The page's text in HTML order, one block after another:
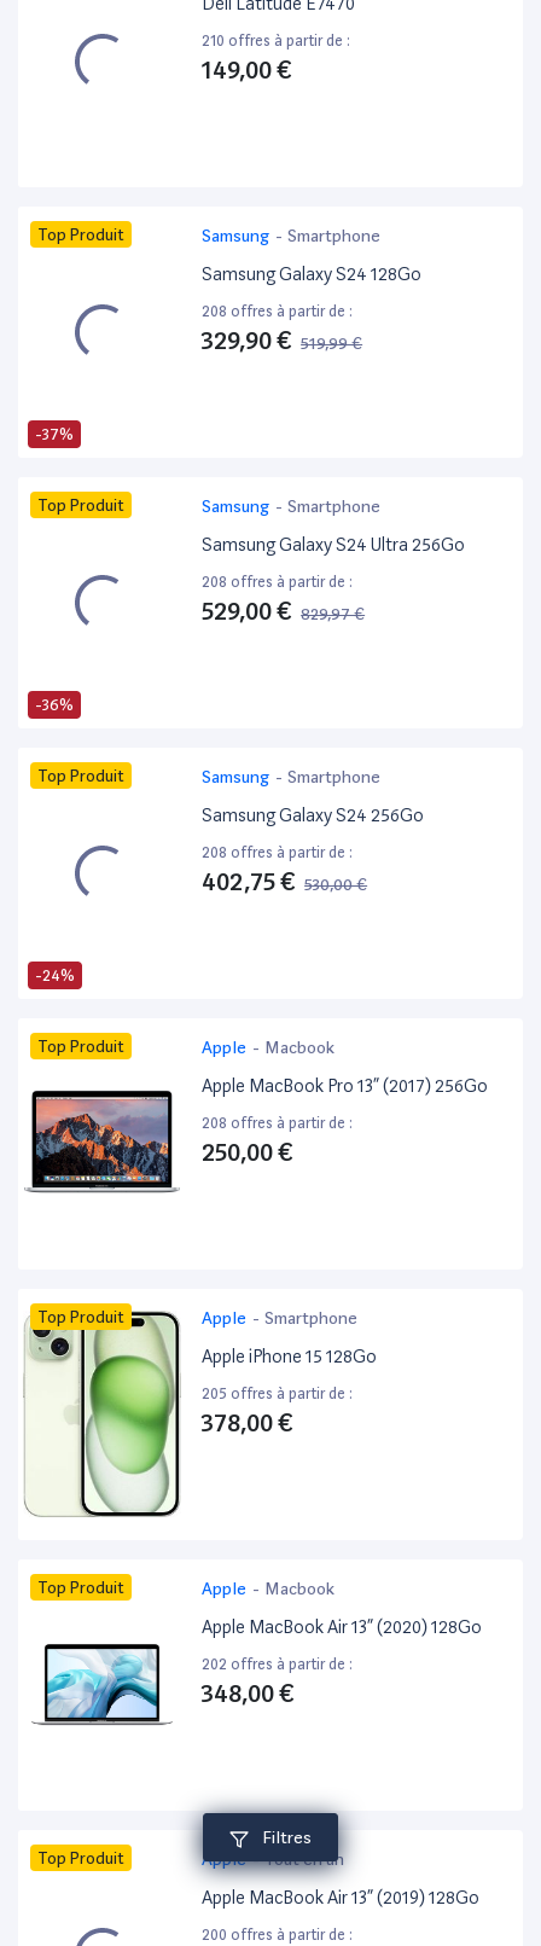
Filtres
210 offres à partir de :
149,00 €
-37%
Top Produit Samsung - Smartphone
Samsung Galaxy S24 128Go
208 offres à partir de :
329,90 € 519,99 €
-36%
Top Produit Samsung - Smartphone
Samsung Galaxy S24 Ultra 256Go
208 offres à partir de :
529,00 € 829,97 €
-24%
Top Produit Samsung - Smartphone
Samsung Galaxy S24 256Go
208 offres à partir de :
402,75 € 530,00 €
Top Produit Apple - Macbook
Apple MacBook Pro 13” (2017) 256Go
208 offres à partir de :
250,00 €
Top Produit Apple - Smartphone
Apple iPhone 15 128Go
205 offres à partir de :
378,00 €
Top Produit Apple - Macbook
Apple MacBook Air 13” (2020) 128Go
202 offres à partir de :
348,00 €
Top Produit Apple- Tout en un
Apple MacBook Air 13” (2019) 128Go
200 offres à partir de :